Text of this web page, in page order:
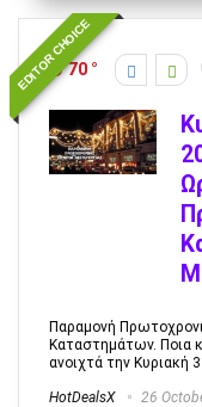
EDITOR CHOICE
70
Παραμονή
Καταστημάτων. Ποια
ανοιχτά την Κυριακή
HotDealsX 26